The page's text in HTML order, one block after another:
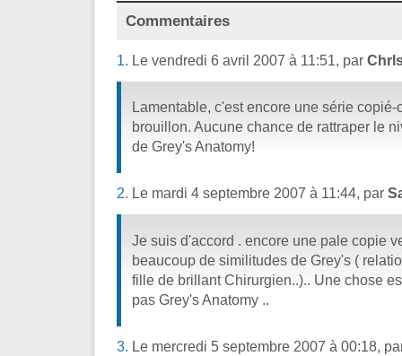
Commentaires
1. Le vendredi 6 avril 2007 à 11:51, par
Lamentable, c'est encore une série
brouillon. Aucune chance de rattraper le
de Grey's Anatomy!
2. Le mardi 4 septembre 2007 à 11:44, par
Je suis d'accord . encore une pale copie
beaucoup de similitudes de Grey's (
fille de brillant Chirurgien..).. Une chose
pas Grey's Anatomy ..
3. Le mercredi 5 septembre 2007 à 00:18,